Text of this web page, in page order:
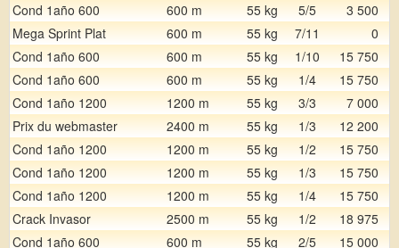
Cond 1año 600
600 m 55 kg 5/5 3 500
Mega Sprint Plat
600 m 55 kg 7/11 0
Cond 1año 600
600 m 55 kg 1/10 15 750
Cond 1año 600
600 m 55 kg 1/4 15 750
Cond 1año 1200
1200 m 55 kg 3/3 7 000
Prix du webmaster
2400 m 55 kg 1/3 12 200
Cond 1año 1200
1200 m 55 kg 1/2 15 750
Cond 1año 1200
1200 m 55 kg 1/3 15 750
Cond 1año 1200
1200 m 55 kg 1/4 15 750
Crack Invasor
2500 m 55 kg 1/2 18 975
Cond 1año 600
600 m 55 kg 2/5 15 000